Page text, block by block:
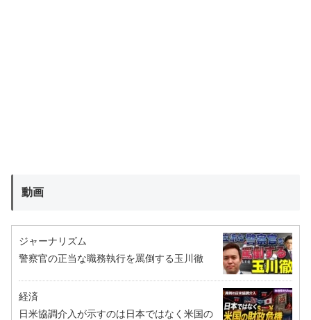
動画
ジャーナリズム
警察官の正当な職務執行を罵倒する玉川徹
経済
日米協調介入が示すのは日本ではなく米国の